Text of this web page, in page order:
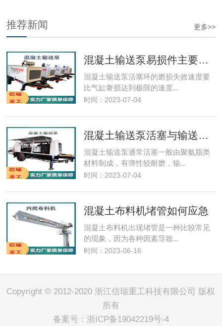
更多>>
推荐新闻
混凝土输送泵易损件主要事项
混凝土输送泵​活塞环的磨损失效速度要
比气缸奢损达到极限的速度...
时间：2023-07-04
混凝土输送泵活塞与输送缸的保养
混凝土输送泵通常活塞一般由聚氨脂类
材料制成，有弹性较耐磨，输...
时间：2023-07-04
混凝土布料机堵管如何应急
混凝土布料机​出现堵管是一种比较常见
的现象，因为各种因素导致...
时间：2023-06-16
Copyright © 2012-2020 浙江信瑞重工科技有限公司 版权
所有
备案号： 浙ICP备19042219号-4